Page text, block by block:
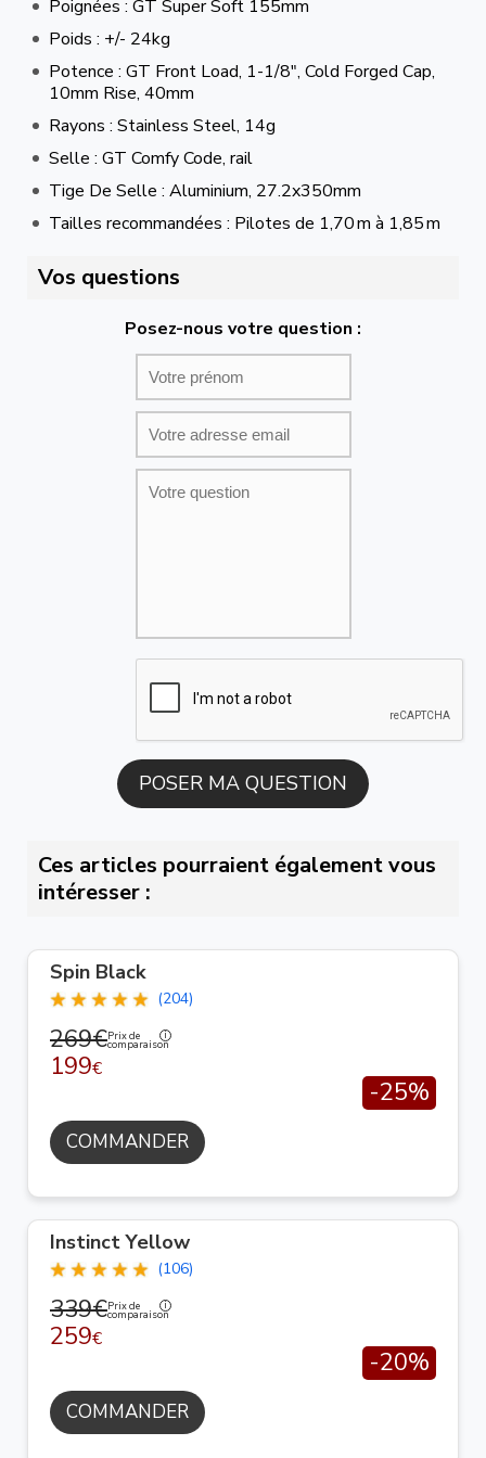
Poignées : GT Super Soft 155mm
Poids : +/- 24kg
Potence : GT Front Load, 1-1/8", Cold Forged Cap,
10mm Rise, 40mm
Rayons : Stainless Steel, 14g
Selle : GT Comfy Code, rail
Tige De Selle : Aluminium, 27.2x350mm
Tailles recommandées : Pilotes de 1,70 m à 1,85 m
Vos questions
Posez-nous votre question :
Ces articles pourraient également vous
intéresser :
Spin Black
(204)
269€Prix de
comparaison
199€
-25%
COMMANDER
Instinct Yellow
(106)
339€Prix de
comparaison
259€
-20%
COMMANDER